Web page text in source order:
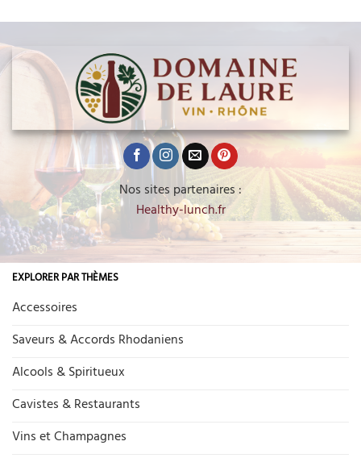
Nos sites partenaires :
Healthy-lunch.fr
EXPLORER PAR THÈMES
Accessoires
Saveurs & Accords Rhodaniens
Alcools & Spiritueux
Cavistes & Restaurants
Vins et Champagnes